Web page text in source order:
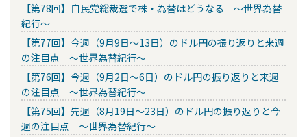
【第78回】自民党総裁選で株・為替はどうなる ～世界為替
紀行～
【第77回】今週（9月9日～13日）のドル円の振り返りと来週
の注目点 ～世界為替紀行～
【第76回】今週（9月2日～6日）のドル円の振り返りと来週
の注目点 ～世界為替紀行～
【第75回】先週（8月19日～23日）のドル円の振り返りと今
週の注目点 ～世界為替紀行～